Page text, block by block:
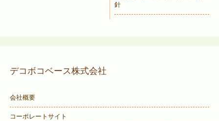
針
デコボコベース株式会社
会社概要
コーポレートサイト